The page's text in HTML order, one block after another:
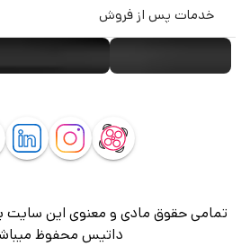
خدمات پس از فروش
تمامی حقوق مادی و معنوی این سایت
داتیس محفوظ